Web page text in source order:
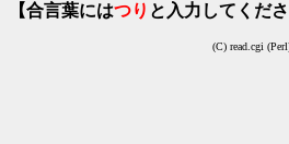
【合言葉にはつり と入力してくださ
(C) read.cgi